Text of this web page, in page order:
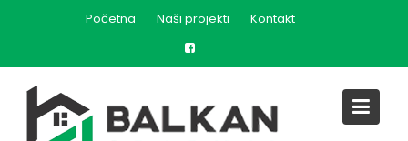
Početna Naši projekti Kontakt